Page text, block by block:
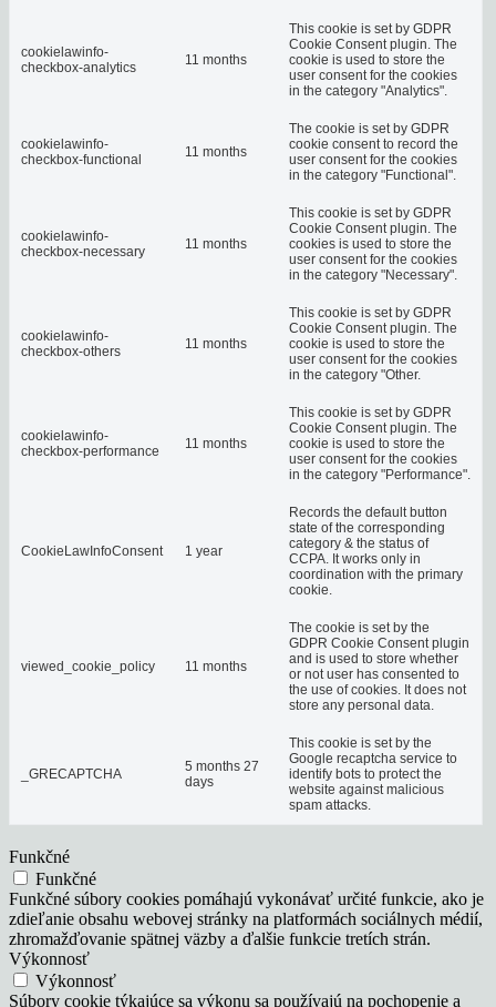
cookielawinfo-
checkbox-analytics
11 months
This cookie is set by GDPR
Cookie Consent plugin. The
cookie is used to store the
user consent for the cookies
in the category "Analytics".
cookielawinfo-
checkbox-functional
11 months
The cookie is set by GDPR
cookie consent to record the
user consent for the cookies
in the category "Functional".
cookielawinfo-
checkbox-necessary
11 months
This cookie is set by GDPR
Cookie Consent plugin. The
cookies is used to store the
user consent for the cookies
in the category "Necessary".
cookielawinfo-
checkbox-others
11 months
This cookie is set by GDPR
Cookie Consent plugin. The
cookie is used to store the
user consent for the cookies
in the category "Other.
cookielawinfo-
checkbox-performance
11 months
This cookie is set by GDPR
Cookie Consent plugin. The
cookie is used to store the
user consent for the cookies
in the category "Performance".
CookieLawInfoConsent 1 year
Records the default button
state of the corresponding
category & the status of
CCPA. It works only in
coordination with the primary
cookie.
viewed_cookie_policy 11 months
The cookie is set by the
GDPR Cookie Consent plugin
and is used to store whether
or not user has consented to
the use of cookies. It does not
store any personal data.
_GRECAPTCHA
5 months 27
days
This cookie is set by the
Google recaptcha service to
identify bots to protect the
website against malicious
spam attacks.
Funkčné
Funkčné
Funkčné súbory cookies pomáhajú vykonávať určité funkcie, ako je
zdieľanie obsahu webovej stránky na platformách sociálnych médií,
zhromažďovanie spätnej väzby a ďalšie funkcie tretích strán.
Výkonnosť
Výkonnosť
Súbory cookie týkajúce sa výkonu sa používajú na pochopenie a